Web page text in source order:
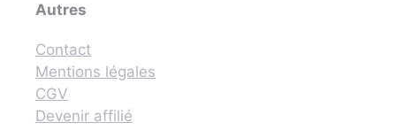
Autres
Contact
Mentions légales
CGV
Devenir affilié